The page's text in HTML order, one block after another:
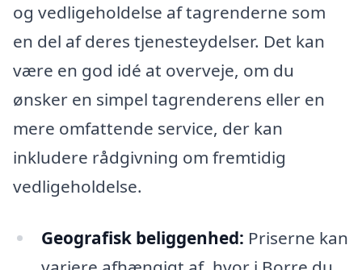
og vedligeholdelse af tagrenderne som
en del af deres tjenesteydelser. Det kan
være en god idé at overveje, om du
ønsker en simpel tagrenderens eller en
mere omfattende service, der kan
inkludere rådgivning om fremtidig
vedligeholdelse.
Geografisk beliggenhed: Priserne kan